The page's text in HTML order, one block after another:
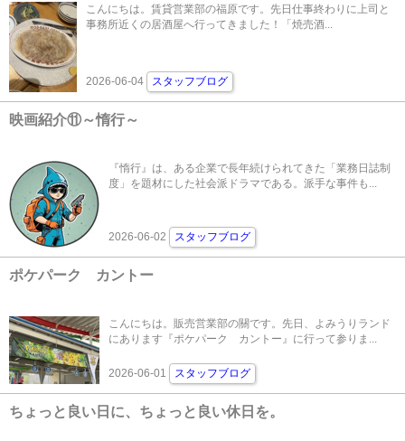
こんにちは。賃貸営業部の福原です。先日仕事終わりに上司と
事務所近くの居酒屋へ行ってきました！「焼売酒...
2026-06-04 スタッフブログ
映画紹介⑪～惰行～
『惰行』は、ある企業で長年続けられてきた「業務日誌制
度」を題材にした社会派ドラマである。派手な事件も...
2026-06-02 スタッフブログ
ポケパーク カントー
こんにちは。販売営業部の關です。先日、よみうりランド
にあります『ポケパーク カントー』に行って参りま...
2026-06-01 スタッフブログ
ちょっと良い日に、ちょっと良い休日を。